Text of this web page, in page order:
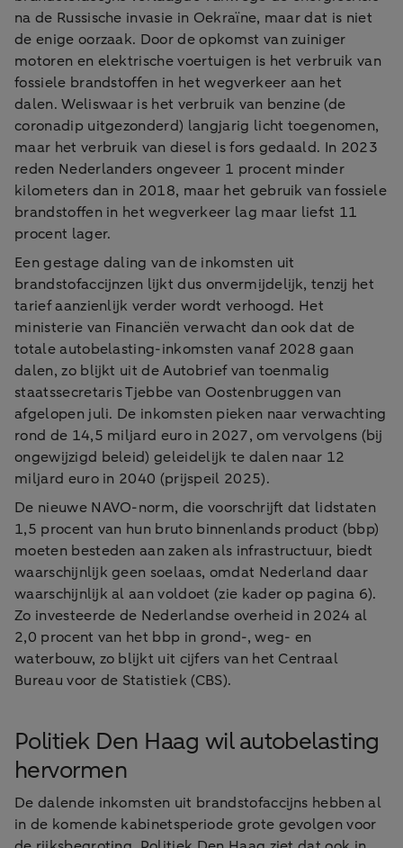
na de Russische invasie in Oekraïne, maar dat is niet
de enige oorzaak. Door de opkomst van zuiniger
motoren en elektrische voertuigen is het verbruik van
fossiele brandstoffen in het wegverkeer aan het
dalen. Weliswaar is het verbruik van benzine (de
coronadip uitgezonderd) langjarig licht toegenomen,
maar het verbruik van diesel is fors gedaald. In 2023
reden Nederlanders ongeveer 1 procent minder
kilometers dan in 2018, maar het gebruik van fossiele
brandstoffen in het wegverkeer lag maar liefst 11
procent lager.
Een gestage daling van de inkomsten uit
brandstofaccijnzen lijkt dus onvermijdelijk, tenzij het
tarief aanzienlijk verder wordt verhoogd. Het
ministerie van Financiën verwacht dan ook dat de
totale autobelasting-inkomsten vanaf 2028 gaan
dalen, zo blijkt uit de Autobrief van toenmalig
staatssecretaris Tjebbe van Oostenbruggen van
afgelopen juli. De inkomsten pieken naar verwachting
rond de 14,5 miljard euro in 2027, om vervolgens (bij
ongewijzigd beleid) geleidelijk te dalen naar 12
miljard euro in 2040 (prijspeil 2025).
De nieuwe NAVO-norm, die voorschrijft dat lidstaten
1,5 procent van hun bruto binnenlands product (bbp)
moeten besteden aan zaken als infrastructuur, biedt
waarschijnlijk geen soelaas, omdat Nederland daar
waarschijnlijk al aan voldoet (zie kader op pagina 6).
Zo investeerde de Nederlandse overheid in 2024 al
2,0 procent van het bbp in grond-, weg- en
waterbouw, zo blijkt uit cijfers van het Centraal
Bureau voor de Statistiek (CBS).
Politiek Den Haag wil autobelasting
hervormen
De dalende inkomsten uit brandstofaccijns hebben al
in de komende kabinetsperiode grote gevolgen voor